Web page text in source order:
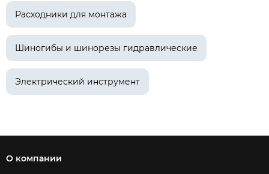
Расходники для монтажа
Шиногибы и шинорезы гидравлические
Электрический инструмент
О компании